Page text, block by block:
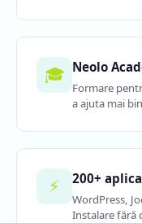
🎓 Neolo
Formare
a ajuta mai
⚡ 200+
WordPress,
Instalare fără